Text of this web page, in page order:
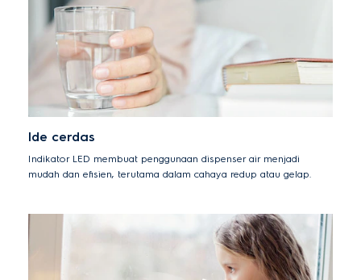
Ide cerdas
Indikator LED membuat penggunaan dispenser air menjadi
mudah dan efisien, terutama dalam cahaya redup atau gelap.